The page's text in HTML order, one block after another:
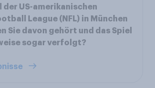
der US-amerikanischen
League (NFL) in München
Sie davon gehört und das Spiel
sogar verfolgt?